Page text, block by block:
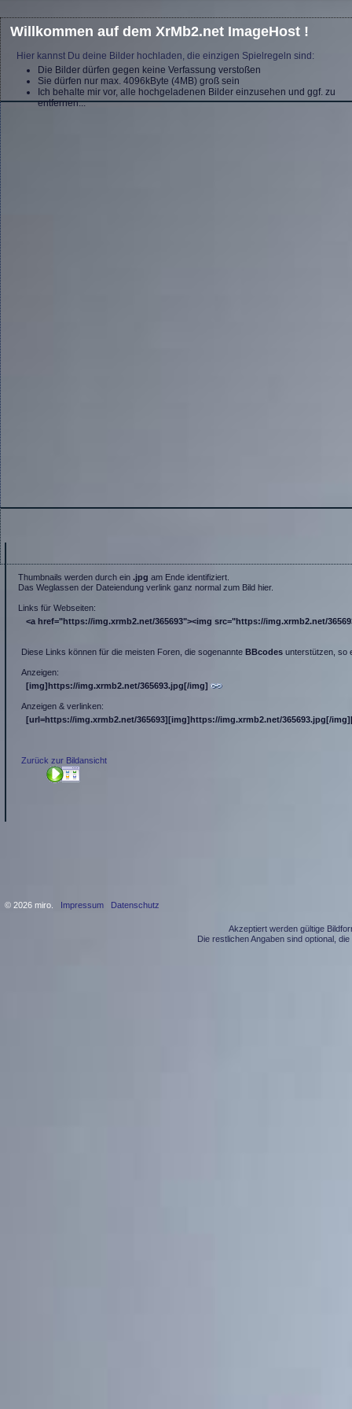
Willkommen auf dem XrMb2.net ImageHost !
Hier kannst Du deine Bilder hochladen, die einzigen Spielregeln sind:
Die Bilder dürfen gegen keine Verfassung verstoßen
Sie dürfen nur max. 4096kByte (4MB) groß sein
Ich behalte mir vor, alle hochgeladenen Bilder einzusehen und ggf. zu
entfernen...
Thumbnails werden durch ein .jpg am Ende identifiziert.
Das Weglassen der Dateiendung verlink ganz normal zum Bild hier.
Links für Webseiten:
<a href="https://img.xrmb2.net/365693"><img src="https://img.xrmb2.net/
Diese Links können für die meisten Foren, die sogenannte BBcodes unterstützen, so
Anzeigen:
[img]https://img.xrmb2.net/365693.jpg[/img]
Anzeigen & verlinken:
[url=https://img.xrmb2.net/365693][img]https://img.xrmb2.net/365693.jpg[/
Zurück zur Bildansicht
© 2026 miro. Impressum Datenschutz
Akzeptiert werden gültige
Die restlichen Angaben sind optional,